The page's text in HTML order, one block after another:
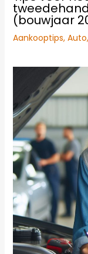
(bouwjaar
Aankooptips, Auto,